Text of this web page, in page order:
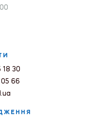
18 30
05 66